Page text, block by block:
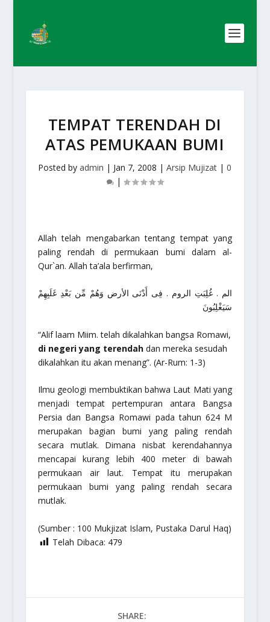
TEMPAT TERENDAH DI
ATAS PEMUKAAN BUMI
Posted byadmin | Jan 7, 2008 |Arsip Mujizat |0
|
Allah telah mengabarkan tentang tempat yang
paling rendah di permukaan bumi dalam al-
Qur`an. Allah ta’ala berfirman,
الم . غُلِبَتِ الروم . فِى أَدْنَى الأرض وَهُمْ مِّن بَعْدِ غَلَبِهِمْ
سَيَغْلِبُونَ
“Alif laam Miim. telah dikalahkan bangsa Romawi,
di negeri yang terendahdan mereka sesudah
dikalahkan itu akan menang”. (Ar-Rum: 1-3)
Ilmu geologi membuktikan bahwa Laut Mati yang
menjadi tempat pertempuran antara Bangsa
Persia dan Bangsa Romawi pada tahun 624 M
merupakan bagian bumi yang paling rendah
secara mutlak. Dimana nisbat kerendahannya
mencapai kurang lebih 400 meter di bawah
permukaan air laut. Tempat itu merupakan
permukaan bumi yang paling rendah secara
mutlak.
(Sumber : 100 Mukjizat Islam, Pustaka Darul Haq)
Telah Dibaca: 479
SHARE: